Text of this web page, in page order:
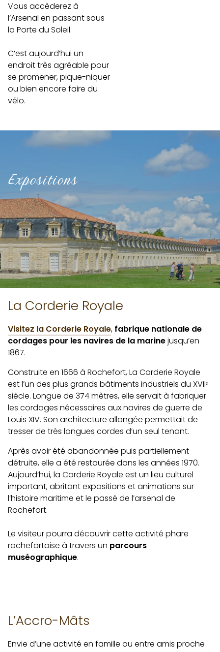
Vous accèderez à
l’Arsenal en passant sous
la Porte du Soleil.
C’est aujourd’hui un
endroit très agréable pour
se promener, pique-niquer
ou bien encore faire du
vélo.
La Corderie Royale
Visitez la Corderie Royale, fabrique nationale de
cordages pour les navires de la marinejusqu’en
1867.
Construite en 1666 à Rochefort, La Corderie Royale
est l’un des plus grands bâtiments industriels du XVIIᵉ
siècle. Longue de 374 mètres, elle servait à fabriquer
les cordages nécessaires aux navires de guerre de
Louis XIV. Son architecture allongée permettait de
tresser de très longues cordes d’un seul tenant.
Après avoir été abandonnée puis partiellement
détruite, elle a été restaurée dans les années 1970.
Aujourd’hui, la Corderie Royale est un lieu culturel
important, abritant expositions et animations sur
l’histoire maritime et le passé de l’arsenal de
Rochefort.
Le visiteur pourra découvrir cette activité phare
rochefortaise à travers un parcours
muséographique.
Expositions
L’Accro-Mâts
Envie d’une activité en famille ou entre amis proche